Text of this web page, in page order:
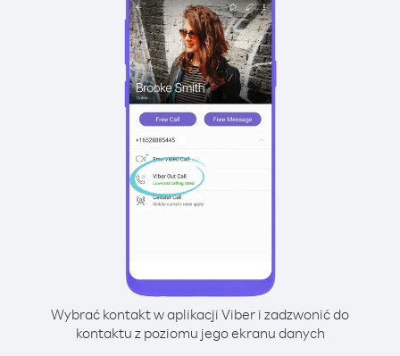
Wybrać kontakt w aplikacji Viber i zadzwonić do
kontaktu z poziomu jego ekranu danych